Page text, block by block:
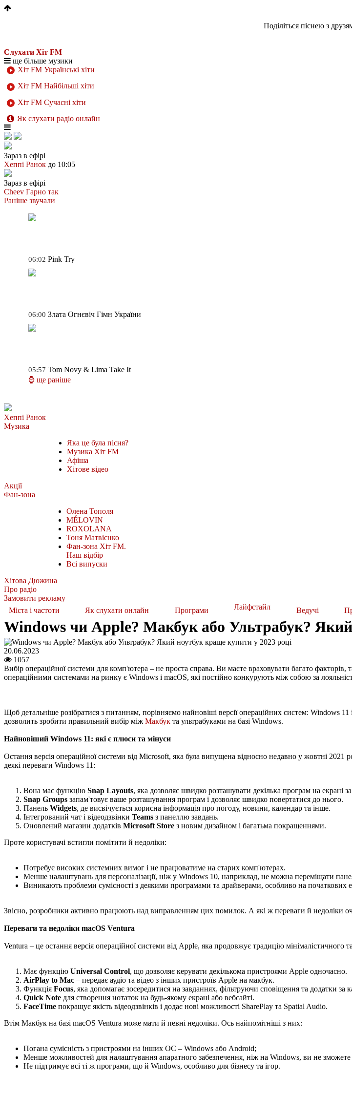
Поділіться піснею з
Слухати Хіт FM
ще більше музики
Хіт FM Українські хіти
Хіт FM Найбільші хіти
Хіт FM Сучасні хіти
Як слухати радіо онлайн
Зараз в ефірі
Хеппі Ранок до 10:05
Зараз в ефірі
Cheev Гарно так
Раніше звучали
06:02 Pink Try
06:00 Злата Огнєвіч Гімн України
05:57 Tom Novy & Lima Take It
⌚ ще раніше
Хеппі Ранок
Музика
Яка це була пісня?
Музика Хіт FM
Афіша
Хітове відео
Акції
Фан-зона
Олена Тополя
MÉLOVIN
ROXOLANA
Тоня Матвієнко
Фан-зона Хіт FM.
Наш відбір
Всі випуски
Хітова Дюжина
Про радіо
Замовити рекламу
Міста і частоти
Як слухати онлайн Програми Лайфстайл Ведучі
Windows чи Apple? Макбук або Ультрабук?
20.06.2023
1057
Вибір операційної системи для комп'ютера – не проста справа. Ви маєте враховувати багато
операційними системами на ринку є Windows і macOS, які постійно конкурують між собою за
Щоб детальніше розібратися з питанням, порівняємо найновіші версії операційних систем: Windows
дозволить зробити правильний вибір між Макбук та ультрабуками на базі Windows.
Найновіший Windows 11: які є плюси та мінуси
Остання версія операційної системи від Microsoft, яка була випущена відносно недавно у жовтні
деякі переваги Windows 11:
Вона має функцію Snap Layouts, яка дозволяє швидко розташувати декілька програм на екрані
Snap Groups запам'товує ваше розташування програм і дозволяє швидко повертатися до нього.
Панель Widgets, де висвічується корисна інформація про погоду, новини, календар та інше.
Інтегрований чат і відеодзвінки Teams з панеллю завдань.
Оновлений магазин додатків Microsoft Store з новим дизайном і багатьма покращеннями.
Проте користувачі встигли помітити й недоліки:
Потребує високих системних вимог і не працюватиме на старих комп'ютерах.
Менше налаштувань для персоналізації, ніж у Windows 10, наприклад, не можна переміщати
Виникають проблеми сумісності з деякими програмами та драйверами, особливо на початкових
Звісно, розробники активно працюють над виправленням цих помилок. А які ж переваги й недоліки
Переваги та недоліки macOS Ventura
Ventura – це остання версія операційної системи від Apple, яка продовжує традицію мінімалістичного
Має функцію Universal Control, що дозволяє керувати декількома пристроями Apple одночасно.
AirPlay to Mac – передає аудіо та відео з інших пристроїв Apple на макбук.
Функція Focus, яка допомагає зосередитися на завданнях, фільтруючи сповіщення та додатки за
Quick Note для створення нотаток на будь-якому екрані або вебсайті.
FaceTime покращує якість відеодзвінків і додає нові можливості SharePlay та Spatial Audio.
Втім Макбук на базі macOS Ventura може мати й певні недоліки. Ось найпомітніші з них:
Погана сумісність з пристроями на інших ОС – Windows або Android;
Менше можливостей для налаштування апаратного забезпечення, ніж на Windows, ви не зможете
Не підтримує всі ті ж програми, що й Windows, особливо для бізнесу та ігор.